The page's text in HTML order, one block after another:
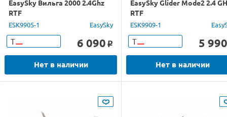
EasySky Вильга 2000 2.4Ghz
RTF
ESK9905-1 EasySky
Т 6 090 o
Нет в наличии
EasySky Glider Mode2 2.4
RTF
ESK9909-1
Т 5 990
Нет в наличии